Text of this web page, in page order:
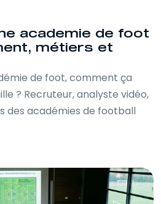
academie de foot
métiers et
de foot, comment ça
? Recruteur, analyste vidéo,
des académies de football